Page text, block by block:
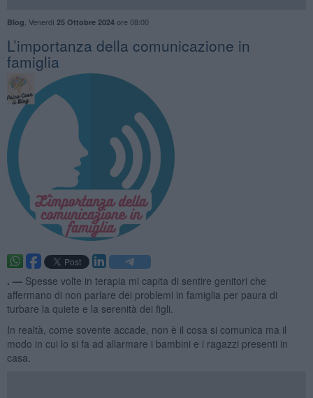
Blog Venerdì 25 Ottobre 2024ore 08:00
​L’importanza della comunicazione in
famiglia
. — Spesse volte in terapia mi capita di sentire genitori che
affermano di non parlare dei problemi in famiglia per paura di
turbare la quiete e la serenità dei figli.
In realtà, come sovente accade, non è il cosa si comunica ma il
modo in cui lo si fa ad allarmare i bambini e i ragazzi presenti in
casa.